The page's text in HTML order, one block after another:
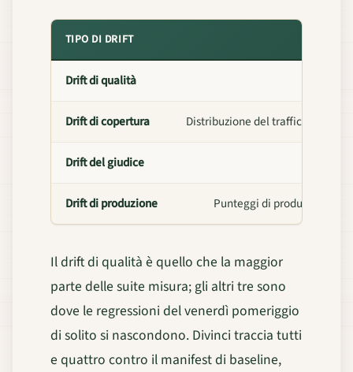
TIPO DI DRIFT
Drift di qualità
Drift di copertura Distribuzione del traffico di
Drift del giudice
Drift di produzione Punteggi di produzione
Il drift di qualità è quello che la maggior
parte delle suite misura; gli altri tre sono
dove le regressioni del venerdì pomeriggio
di solito si nascondono. Divinci traccia tutti
e quattro contro il manifest di baseline,